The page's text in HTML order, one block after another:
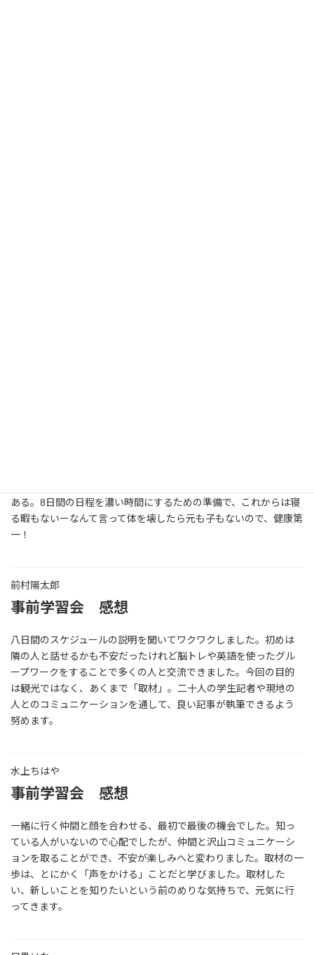
ある。8日間の日程を濃い時間にするための準備で、これからは寝
る暇もないーなんて言って体を壊したら元も子もないので、健康第
一！
前村陽太郎
事前学習会 感想
八日間のスケジュールの説明を聞いてワクワクしました。初めは
隣の人と話せるかも不安だったけれど脳トレや英語を使ったグル
ープワークをすることで多くの人と交流できました。今回の目的
は観光ではなく、あくまで「取材」。二十人の学生記者や現地の
人とのコミュニケーションを通して、良い記事が執筆できるよう
努めます。
水上ちはや
事前学習会 感想
一緒に行く仲間と顔を合わせる、最初で最後の機会でした。知っ
ている人がいないので心配でしたが、仲間と沢山コミュニケーシ
ョンを取ることができ、不安が楽しみへと変わりました。取材の一
歩は、とにかく「声をかける」ことだと学びました。取材した
い、新しいことを知りたいという前のめりな気持ちで、元気に行
ってきます。